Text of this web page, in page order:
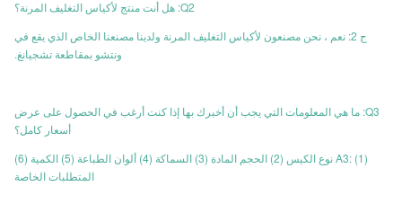
Q2: هل أنت منتج لأكياس التغليف المرنة؟
ج 2: نعم ، نحن مصنعون لأكياس التغليف المرنة ولدينا مصنعنا الخاص الذي يقع في
ونتشو بمقاطعة تشجيانغ.
Q3: ما هي المعلومات التي يجب أن أخبرك بها إذا كنت أرغب في الحصول على عرض
أسعار كامل؟
A3: (1) نوع الكيس (2) الحجم المادة (3) السماكة (4) ألوان الطباعة (5) الكمية (6)
المتطلبات الخاصة